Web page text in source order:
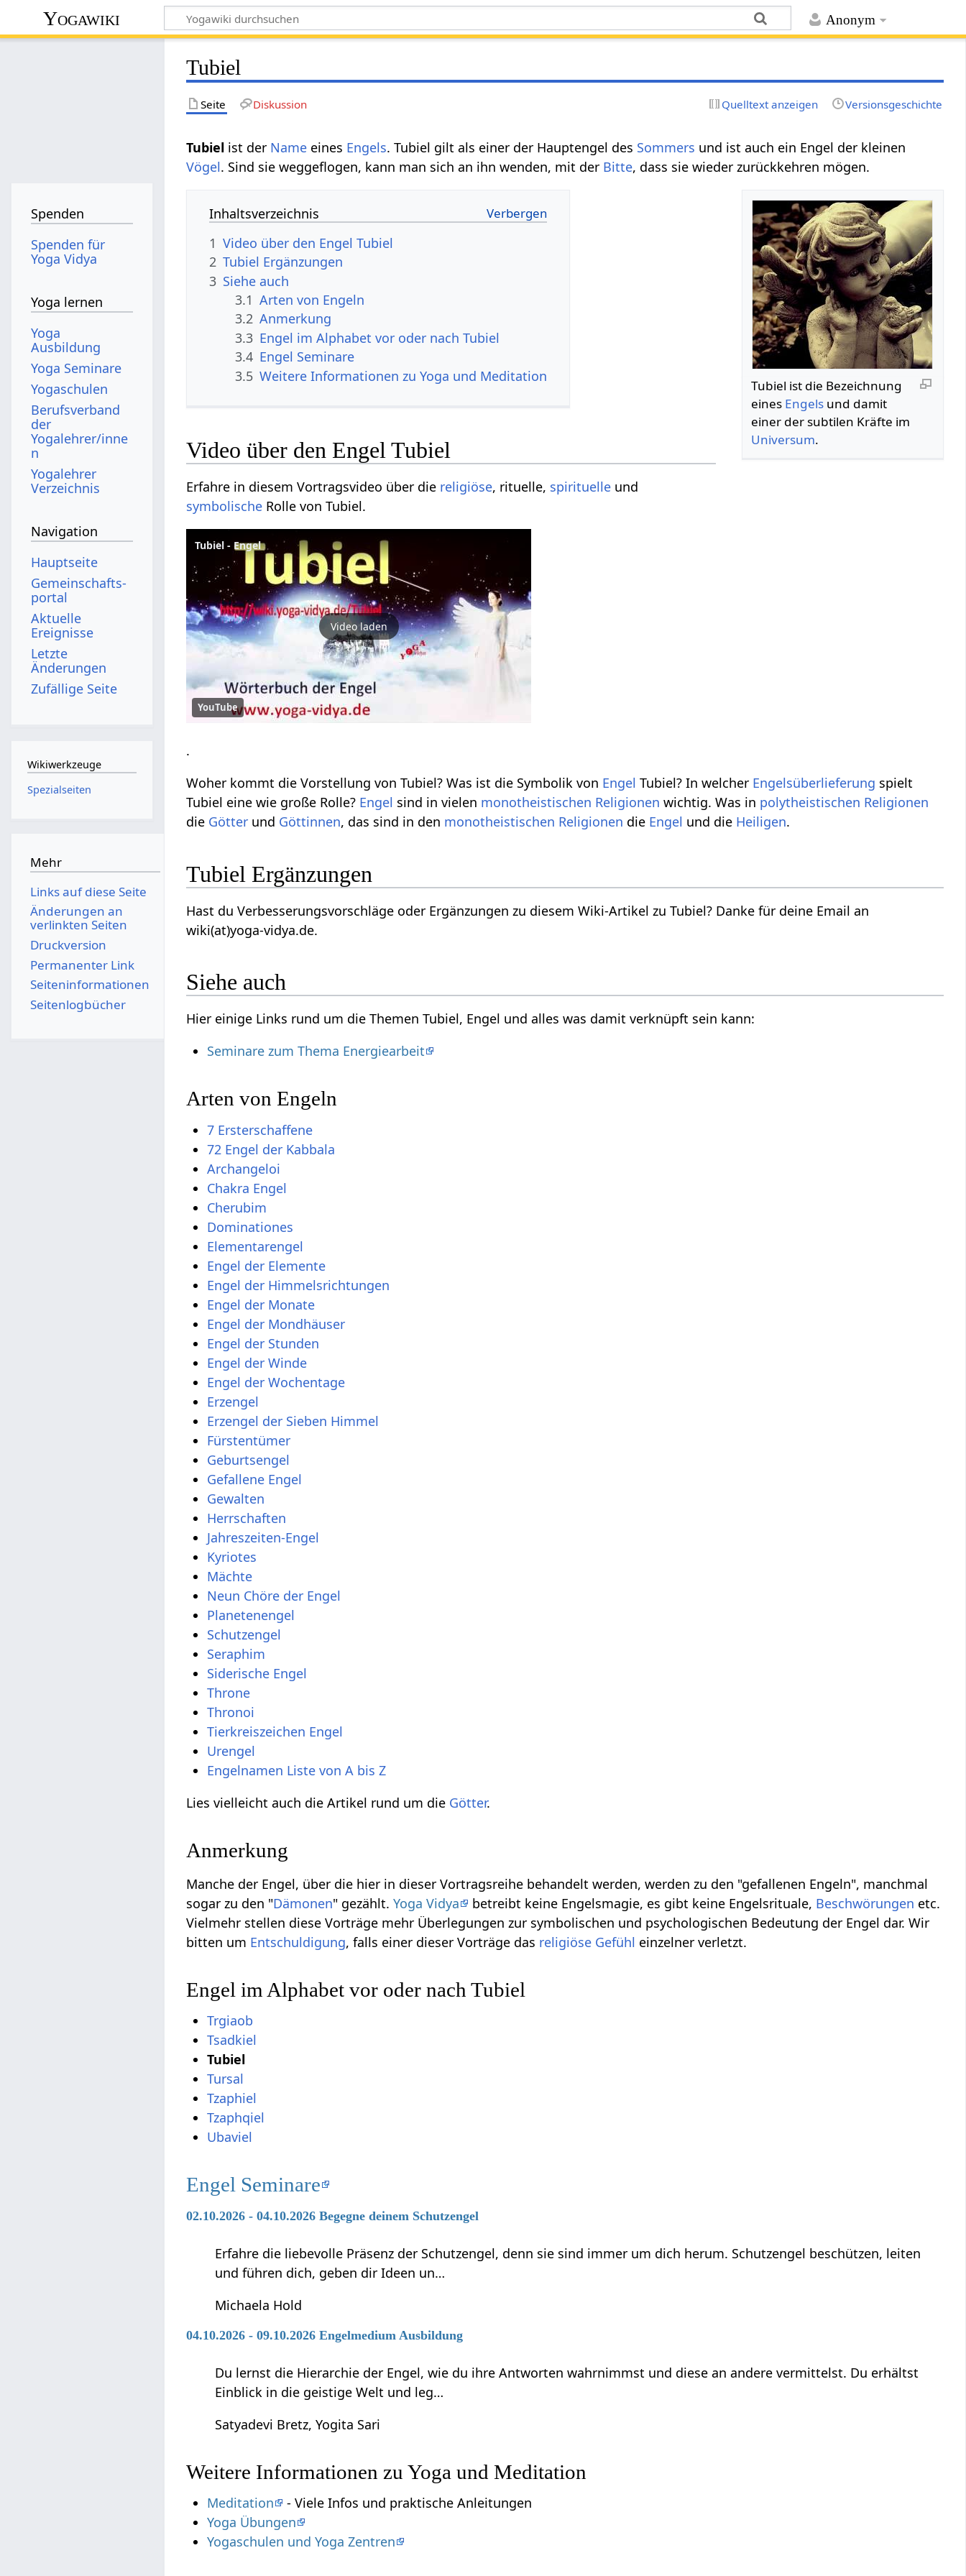
Anonym
Yogawiki
Tubiel
Seite Diskussion Quelltext anzeigen Versionsgeschichte
Tubiel ist der Name eines Engels. Tubiel gilt als einer der Hauptengel des Sommers und ist auch ein Engel der kleinen
Vögel. Sind sie weggeflogen, kann man sich an ihn wenden, mit der Bitte, dass sie wieder zurückkehren mögen.
Tubiel ist die Bezeichnung
eines Engels und damit
einer der subtilen Kräfte im
Universum.
Inhaltsverzeichnis
1 Video über den Engel Tubiel
2 Tubiel Ergänzungen
3 Siehe auch
3.1 Arten von Engeln
3.2 Anmerkung
3.3 Engel im Alphabet vor oder nach Tubiel
3.4 Engel Seminare
3.5 Weitere Informationen zu Yoga und Meditation
Video über den Engel Tubiel
Erfahre in diesem Vortragsvideo über die religiöse, rituelle, spirituelle und
symbolische Rolle von Tubiel.
Tubiel - Engel
Video laden
YouTube
.
Woher kommt die Vorstellung von Tubiel? Was ist die Symbolik von Engel Tubiel? In welcher Engelsüberlieferung spielt
Tubiel eine wie große Rolle? Engel sind in vielen monotheistischen Religionen wichtig. Was in polytheistischen Religionen
die Götter und Göttinnen, das sind in den monotheistischen Religionen die Engel und die Heiligen.
Tubiel Ergänzungen
Hast du Verbesserungsvorschläge oder Ergänzungen zu diesem Wiki-Artikel zu Tubiel? Danke für deine Email an
wiki(at)yoga-vidya.de.
Siehe auch
Hier einige Links rund um die Themen Tubiel, Engel und alles was damit verknüpft sein kann:
Seminare zum Thema Energiearbeit
Arten von Engeln
7 Ersterschaffene
72 Engel der Kabbala
Archangeloi
Chakra Engel
Cherubim
Dominationes
Elementarengel
Engel der Elemente
Engel der Himmelsrichtungen
Engel der Monate
Engel der Mondhäuser
Engel der Stunden
Engel der Winde
Engel der Wochentage
Erzengel
Erzengel der Sieben Himmel
Fürstentümer
Geburtsengel
Gefallene Engel
Gewalten
Herrschaften
Jahreszeiten-Engel
Kyriotes
Mächte
Neun Chöre der Engel
Planetenengel
Schutzengel
Seraphim
Siderische Engel
Throne
Thronoi
Tierkreiszeichen Engel
Urengel
Engelnamen Liste von A bis Z
Lies vielleicht auch die Artikel rund um die Götter.
Anmerkung
Manche der Engel, über die hier in dieser Vortragsreihe behandelt werden, werden zu den "gefallenen Engeln", manchmal
sogar zu den "Dämonen" gezählt.Yoga Vidya betreibt keine Engelsmagie, es gibt keine Engelsrituale, Beschwörungen etc.
Vielmehr stellen diese Vorträge mehr Überlegungen zur symbolischen und psychologischen Bedeutung der Engel dar. Wir
bitten um Entschuldigung, falls einer dieser Vorträge das religiöse Gefühl einzelner verletzt.
Engel im Alphabet vor oder nach Tubiel
Trgiaob
Tsadkiel
Tubiel
Tursal
Tzaphiel
Tzaphqiel
Ubaviel
Engel Seminare
02.10.2026 - 04.10.2026 Begegne deinem Schutzengel
Erfahre die liebevolle Präsenz der Schutzengel, denn sie sind immer um dich herum. Schutzengel beschützen, leiten
und führen dich, geben dir Ideen un…
Michaela Hold
04.10.2026 - 09.10.2026 Engelmedium Ausbildung
Du lernst die Hierarchie der Engel, wie du ihre Antworten wahrnimmst und diese an andere vermittelst. Du erhältst
Einblick in die geistige Welt und leg…
Satyadevi Bretz, Yogita Sari
Weitere Informationen zu Yoga und Meditation
Meditation
- Viele Infos und praktische Anleitungen
Yoga Übungen
Yogaschulen und Yoga Zentren
Spenden
Spenden für
Yoga Vidya
Yoga lernen
Yoga
Ausbildung
Yoga Seminare
Yogaschulen
Berufsverband
der
Yogalehrer/inne
n
Yogalehrer
Verzeichnis
Navigation
Hauptseite
Gemeinschafts­
portal
Aktuelle
Ereignisse
Letzte
Änderungen
Zufällige Seite
Wikiwerkzeuge
Spezialseiten
Mehr
Links auf diese Seite
Änderungen an
verlinkten Seiten
Druckversion
Permanenter Link
Seiten­­informationen
Seitenlogbücher